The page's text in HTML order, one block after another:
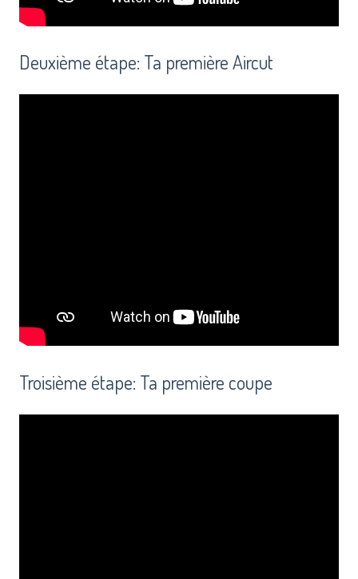
Deuxième étape: Ta première Aircut
Troisième étape: Ta première coupe